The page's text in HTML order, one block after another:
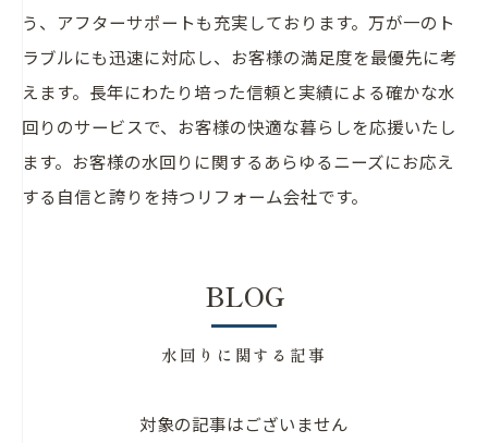
う、アフターサポートも充実しております。万が一のト
ラブルにも迅速に対応し、お客様の満足度を最優先に考
えます。長年にわたり培った信頼と実績による確かな水
回りのサービスで、お客様の快適な暮らしを応援いたし
ます。お客様の水回りに関するあらゆるニーズにお応え
する自信と誇りを持つリフォーム会社です。
BLOG
水回りに関する記事
対象の記事はございません